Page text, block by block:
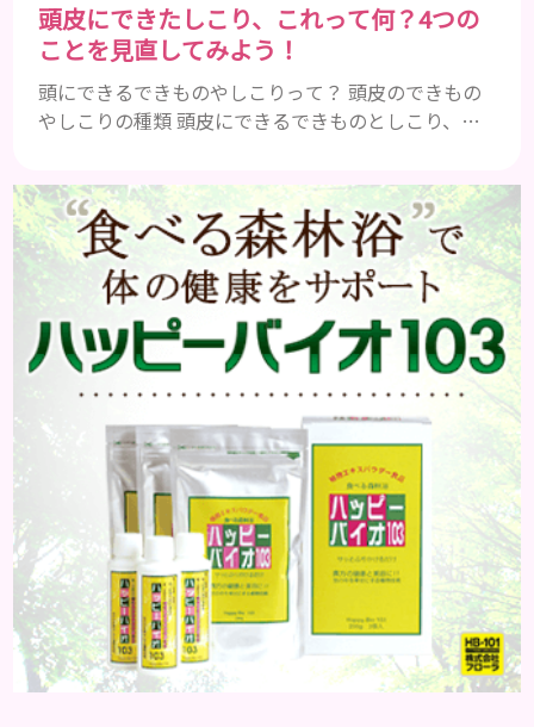
頭皮にできたしこり、これって何？4つの
ことを見直してみよう！
頭にできるできものやしこりって？ 頭皮のできもの
やしこりの種類 頭皮にできるできものとしこり、と
も違いますし、症状や種類によっても違います。まず
はどんな病気なのか、よりも、どんな種類のできも
のやしこりがあるのかを解説いきましょう。 水疱 ご
存知の方もいらっしゃるかと思いますが、すいほ
う、と読みます。これは表皮や表皮下にできるもので
す。表皮は0.2mmほ...